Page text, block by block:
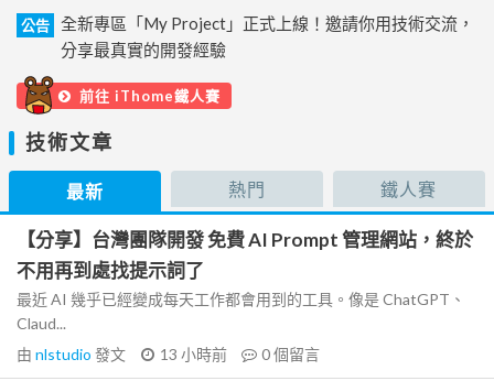
公告
全新專區「My Project」正式上線！邀請你用技術交流，
分享最真實的開發經驗
前往 iThome鐵人賽
技術文章
最新 熱門 鐵人賽
【分享】台灣團隊開發 免費 AI Prompt 管理網站，終於
不用再到處找提示詞了
最近 AI 幾乎已經變成每天工作都會用到的工具。像是 ChatGPT、
Claud...
由 nlstudio 發文 13 小時前 0個留言